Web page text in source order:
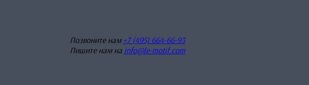
Позвоните нам +7 (495) 664-66-93
Пишите нам на info@le-motif.com